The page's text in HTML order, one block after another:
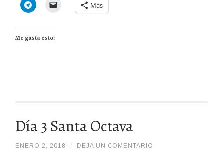
Más
Me gusta esto:
Día 3 Santa Octava
ENERO 2, 2018 / DEJA UN COMENTARIO